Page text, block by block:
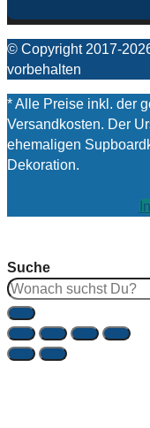
© Copyright 2017-
vorbehalten
* Alle Preise inkl. der
Versandkosten. Der
ehemaligen
Dekoration.
Suche